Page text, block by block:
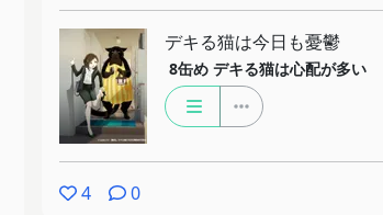
デキる猫は今日も憂鬱
8缶め デキる猫は心配が多い
4 0